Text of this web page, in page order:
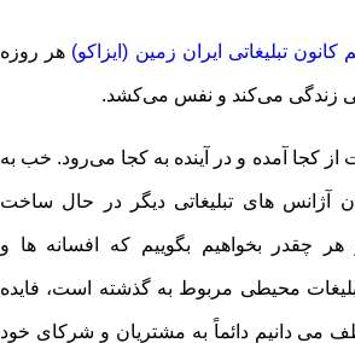
کانون تبلیغاتی ایران زمین (ایزاکو) هر روزه
زندگی می‌کند و نفس می‌کشد.
از کجا آمده و در آینده به کجا می‌رود. خب به
آژانس های تبلیغاتی دیگر در حال ساخت
چقدر بخواهیم بگوییم که افسانه ها و
محیطی مربوط به گذشته است، فایده
می دانیم دائماً به مشتریان و شرکای خود